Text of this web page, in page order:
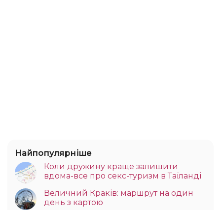
Найпопулярніше
Коли дружину краще залишити
вдома-все про секс-туризм в Таїланді
Величний Краків: маршрут на один
день з картою